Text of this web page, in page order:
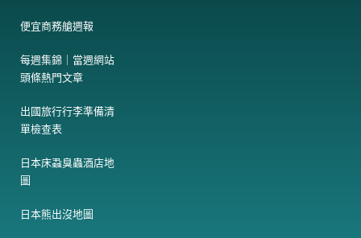
便宜商務艙週報
每週集錦｜當週網站
頭條熱門文章
出國旅行行李準備清
單檢查表
日本床蝨臭蟲酒店地
圖
日本熊出沒地圖